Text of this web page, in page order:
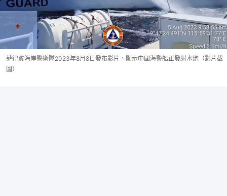
菲律賓海岸警衛隊2023年8月8日發布影片，顯示中國海警船正發射水炮（影片截
圖）